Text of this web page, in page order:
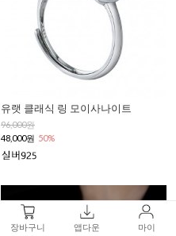
유랫 클래식 링 모이사나이트
96,000원
48,000원 50%
장바구니 앱다운 마이